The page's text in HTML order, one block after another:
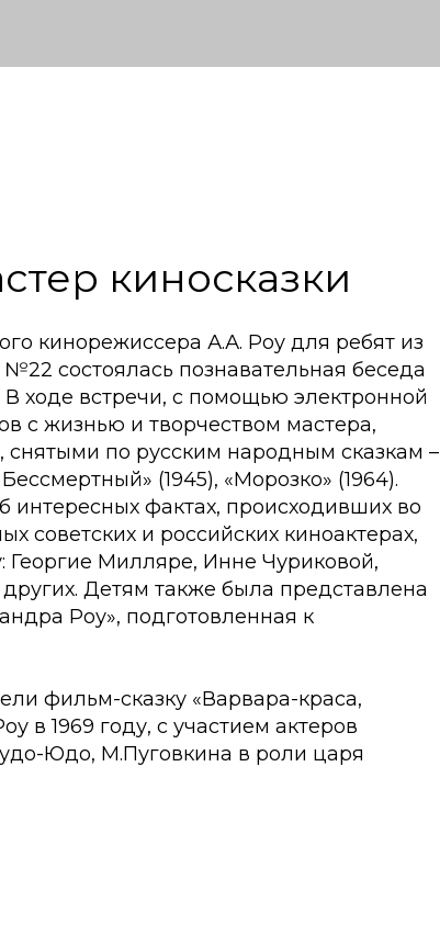
киносказки
кинорежиссера А.А. Роу для ребят из
состоялась познавательная беседа
ходе встречи, с помощью электронной
с жизнью и творчеством мастера,
по русским народным сказкам –
(1945), «Морозко» (1964).
интересных фактах, происходивших во
советских и российских киноактерах,
Георгие Милляре, Инне Чуриковой,
Детям также была представлена
Роу», подготовленная к
фильм-сказку «Варвара-краса,
в 1969 году, с участием актеров
Юдо, М.Пуговкина в роли царя